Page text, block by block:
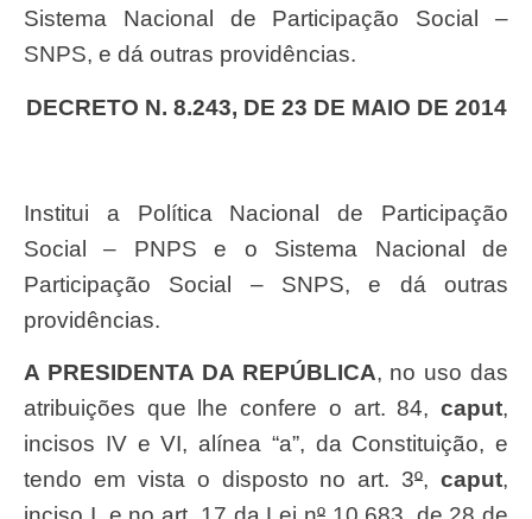
Sistema Nacional de Participação Social –
SNPS, e dá outras providências.
DECRETO N. 8.243, DE 23 DE MAIO DE 2014
Institui a Política Nacional de Participação
Social – PNPS e o Sistema Nacional de
Participação Social – SNPS, e dá outras
providências.
A PRESIDENTA DA REPÚBLICA, no uso das
atribuições que lhe confere o art. 84, caput,
incisos IV e VI, alínea “a”, da Constituição, e
tendo em vista o disposto no art. 3º, caput,